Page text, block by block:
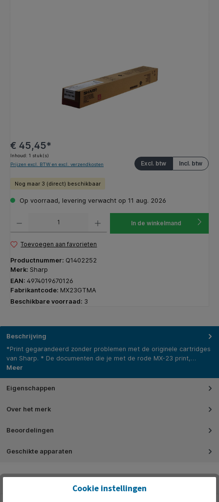
€ 45,45*
Inhoud: 1 stuk(s)
Incl. btw
Excl. btw
Prijzen excl. BTW en excl. verzendkosten
Nog maar 3 (direct) beschikbaar
Op voorraad, levering verwacht op 11 aug. 2026
In de winkelmand
Toevoegen aan favorieten
Productnummer: Q1402252
Merk: Sharp
EAN: 4974019670126
Fabrikantcode: MX23GTMA
Beschikbare voorraad: 3
Beschrijving
*Print gegarandeerd zonder problemen met de originele cartridges
van Sharp. * De documenten die je met de rode MX-23 print,…
Meer
Eigenschappen
Over het merk
Beoordelingen
Geschikte apparaten
Cookie instellingen